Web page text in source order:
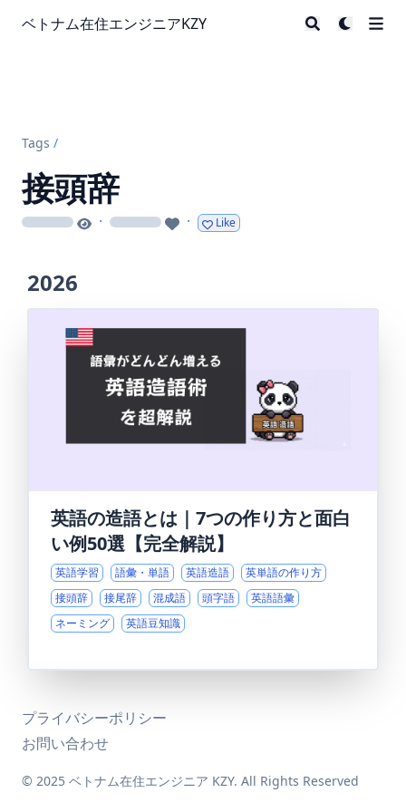
ベトナム在住エンジニアKZY
Tags /
接頭辞
loading · loading · Like
2026
英語の造語とは｜7つの作り方と面白
い例50選【完全解説】
英語学習 語彙・単語 英語造語
英単語の作り方
接頭辞
接尾辞 混成語 頭字語
英語語彙
ネーミング
英語豆知識
プライバシーポリシー
お問い合わせ
© 2025 ベトナム在住エンジニア KZY. All Rights Reserved